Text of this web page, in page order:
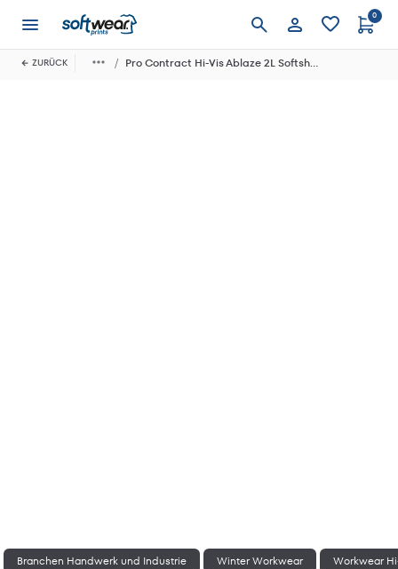
Anmelden
0
ZURÜCK Pro Contract Hi-Vis Ablaze 2L Softshell Jacket
Branchen Handwerk und Industrie Winter Workwear Workwear